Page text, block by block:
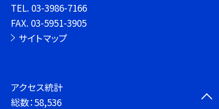
TEL. 03-3986-7166
FAX. 03-5951-3905
サイトマップ
アクセス統計
総数：58,536